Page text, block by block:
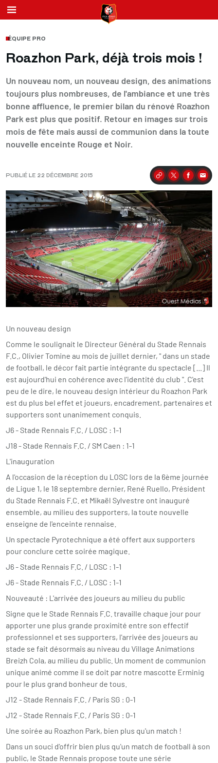
ÉQUIPE PRO
Roazhon Park, déjà trois mois !
Un nouveau nom, un nouveau design, des animations
toujours plus nombreuses, de l'ambiance et une très
bonne affluence, le premier bilan du rénové Roazhon
Park est plus que positif. Retour en images sur trois
mois de fête mais aussi de communion dans la toute
nouvelle enceinte Rouge et Noir.
PUBLIÉ LE 22 DÉCEMBRE 2015 Partager
Un nouveau design
Comme le soulignait le Directeur Général du Stade Rennais
F.C., Olivier Tomine au mois de juillet dernier, " dans un stade
de football, le décor fait partie intégrante du spectacle [...] Il
est aujourd'hui en cohérence avec l'identité du club ". C'est
peu de le dire, le nouveau design intérieur du Roazhon Park
est du plus bel effet et joueurs, encadrement, partenaires et
supporters sont unanimement conquis.
J6 - Stade Rennais F.C. / LOSC : 1-1
J18 - Stade Rennais F.C. / SM Caen : 1-1
L'inauguration
A l'occasion de la réception du LOSC lors de la 6ème journée
de Ligue 1, le 18 septembre dernier, René Ruello, Président
du Stade Rennais F.C. et Mikaël Sylvestre ont inauguré
ensemble, au milieu des supporters, la toute nouvelle
enseigne de l'enceinte rennaise.
Un spectacle Pyrotechnique a été offert aux supporters
pour conclure cette soirée magique.
J6 - Stade Rennais F.C. / LOSC : 1-1
J6 - Stade Rennais F.C. / LOSC : 1-1
Nouveauté : L'arrivée des joueurs au milieu du public
Signe que le Stade Rennais F.C. travaille chaque jour pour
apporter une plus grande proximité entre son effectif
professionnel et ses supporters, l'arrivée des joueurs au
stade se fait désormais au niveau du Village Animations
Breizh Cola, au milieu du public. Un moment de communion
unique animé comme il se doit par notre mascotte Erminig
pour le plus grand bonheur de tous.
J12 - Stade Rennais F.C. / Paris SG : 0-1
J12 - Stade Rennais F.C. / Paris SG : 0-1
Une soirée au Roazhon Park, bien plus qu'un match !
Dans un souci d'offrir bien plus qu'un match de football à son
public, le Stade Rennais propose toute une série